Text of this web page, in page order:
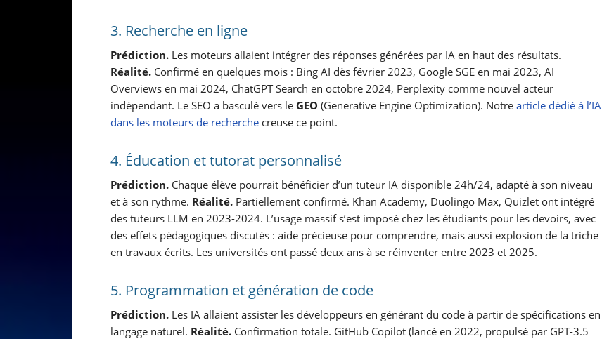
3. Recherche en ligne
Prédiction. Les moteurs allaient intégrer des réponses générées par IA en haut des résultats.
Réalité. Confirmé en quelques mois : Bing AI dès février 2023, Google SGE en mai 2023, AI
Overviews en mai 2024, ChatGPT Search en octobre 2024, Perplexity comme nouvel acteur
indépendant. Le SEO a basculé vers le GEO (Generative Engine Optimization). Notre article dédié à l’IA
dans les moteurs de recherche creuse ce point.
4. Éducation et tutorat personnalisé
Prédiction. Chaque élève pourrait bénéficier d’un tuteur IA disponible 24h/24, adapté à son niveau
et à son rythme. Réalité. Partiellement confirmé. Khan Academy, Duolingo Max, Quizlet ont intégré
des tuteurs LLM en 2023-2024. L’usage massif s’est imposé chez les étudiants pour les devoirs, avec
des effets pédagogiques discutés : aide précieuse pour comprendre, mais aussi explosion de la triche
en travaux écrits. Les universités ont passé deux ans à se réinventer entre 2023 et 2025.
5. Programmation et génération de code
Prédiction. Les IA allaient assister les développeurs en générant du code à partir de spécifications en
langage naturel. Réalité. Confirmation totale. GitHub Copilot (lancé en 2022, propulsé par GPT-3.5